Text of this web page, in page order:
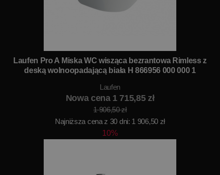
Laufen Pro A Miska WC wisząca bezrantowa Rimless z
deską wolnoopadającą biała H 866956 000 000 1
Laufen
Nowa cena 1 715,85 zł
1 906,50 zł
Najniższa cena z 30 dni: 1 906,50 zł
10%